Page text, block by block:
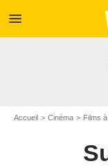
menu
Accueil Cinéma Films